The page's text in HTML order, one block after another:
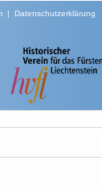
| Datenschutzerklärung